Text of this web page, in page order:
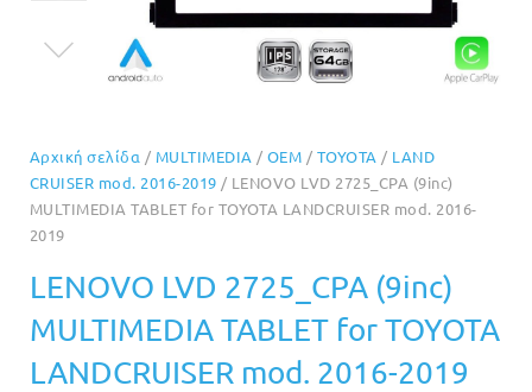
Αρχική σελίδα / MULTIMEDIA / OEM / TOYOTA / LAND
CRUISER mod. 2016-2019 / LENOVO LVD 2725_CPA (9inc)
MULTIMEDIA TABLET for TOYOTA LANDCRUISER mod. 2016-
2019
LENOVO LVD 2725_CPA (9inc)
MULTIMEDIA TABLET for TOYOTA
LANDCRUISER mod. 2016-2019